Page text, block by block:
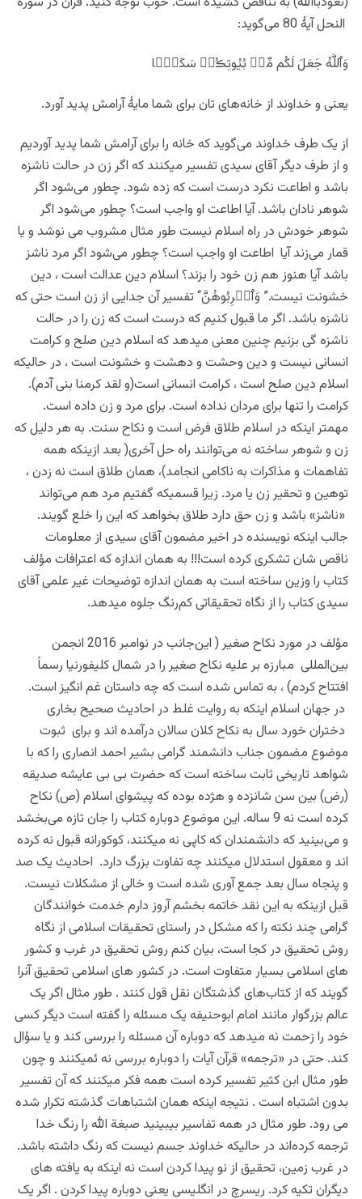
النحل آیۀ 80 می‌گوید:
وَٱللَّهُ جَعَلَ لَكُم مِّنۢ بُيُوتِڪُمۡ سَكَنً۬ا
یعنی و خداوند از خانه‌های تان برای شما مایۀ آرامش پدید آورد.
از یک طرف خداوند می‌گوید که خانه را برای آرامش شما پدید آوردیم
و از طرف دیگر آقای سیدی تفسیر میکنند که اگر زن در حالت ناشزه
باشد و اطاعت نکرد درست است که زده شود. چطور می‌شود اگر
شوهر نادان باشد. آیا اطاعت او واجب است؟ چطور می‌شود اگر
شوهر خودش در راه اسلام نیست طور مثال مشروب می نوشد و یا
قمار می‌زند آیا اطاعت او واجب است؟ چطور می‌شود اگر مرد ناشز
باشد آیا هنوز هم زن خود را بزند؟ اسلام دین عدالت است ، دین
خشونت نیست.” وَٱضۡرِبُوهُنَّ‌“ تفسیر آن جدایی از زن است حتی که
ناشزه باشد. اگر ما قبول کنیم که درست است که زن را در حالت
ناشزه گی بزنیم چنین معنی میدهد که اسلام دین صلح و کرامت
انسانی نیست و دین وحشت و دهشت و خشونت است ، در حالیکه
اسلام دین صلح است ، کرامت انسانی است(و لقد کرمنا بنی آدم).
کرامت را تنها برای مردان نداده است. برای مرد و زن داده است.
مهمتر اینکه در اسلام طلاق فرض است و نکاح سنت. به هر دلیل که
زن و شوهر ساخته نه می‌توانند راه حل آخری( بعد ازینکه همه
تفاهمات و مذاکرات به ناکامی انجامد)، همان طلاق است نه زدن ،
توهین و تحقیر زن یا مرد. زیرا قسمیکه گفتیم مرد هم می‌تواند
«ناشز» باشد و زن حق دارد طلاق بخواهد که این را خلع گویند.
جالب اینکه نویسنده در اخیر مضمون آقای سیدی از معلومات
ناقص شان تشکری کرده است!!! به همان اندازه که اعترافات مؤلف
کتاب را وزین ساخته است به همان اندازه توضیحات غیر علمی آقای
سیدی کتاب را از نگاه تحقیقاتی کم‌رنگ جلوه میدهد.
مؤلف در مورد نکاح صغیر ( این‌جانب در نوامبر 2016 انجمن
بین‌المللی مبارزه بر علیه نکاح صغیر را در شمال کلیفورنیا رسماً
افتتاح کردم) ، به تماس شده است که چه داستان غم انگیز است.
در جهان اسلام اینکه به روایت غلط در احادیث صحیح بخاری
دختران خورد سال به نکاح کلان سالان درآمده اند و برای ثبوت
موضوع مضمون جناب دانشمند گرامی بشیر احمد انصاری را که با
شواهد تاریخی ثابت ساخته است که حضرت بی بی عایشه صدیقه
(رض) بین سن شانزده و هژده بوده که پیشوای اسلام (ص) نکاح
کرده است نه 9 ساله. این موضوع دوباره کتاب را جان تازه می‌بخشد
و می‌بینید که دانشمندان که کاپی نه میکنند، کوکورانه قبول نه کرده
اند و معقول استدلال میکنند چه تفاوت بزرگ دارد. احادیث یک صد
و پنجاه سال بعد جمع آوری شده است و خالی از مشکلات نیست.
قبل ازینکه به این نقد خاتمه بخشم آروز دارم خدمت خوانندگان
گرامی چند نکته را که مشکل در راستای تحقیقات اسلامی از نگاه
روش تحقیق در کجا است، بیان کنم روش تحقیق در غرب و کشور
های اسلامی بسیار متفاوت است. در کشور های اسلامی تحقیق آنرا
گویند که از کتاب‌های گذشتگان نقل قول کنند . طور مثال اگر یک
عالم بزرگوار مانند امام ابوحنیفه یک مسئله را گفته است دیگر کسی
خود را زحمت نه میدهد که دوباره آن مسئله را بررسی کند و یا سؤال
کند. حتی در «ترجمه» قرآن آیات را دوباره بررسی نه ئمیکنند و چون
طور مثال ابن کثیر تفسیر کرده است همه فکر میکنند که آن تفسیر
بدون اشتباه است . نتیجه اینکه همان اشتباهات گذشته تکرار شده
می رود. طور مثال در همه تفاسیر بیبینید صبغة الله را رنگ خدا
ترجمه کرده‌اند در حالیکه خداوند جسم نیست که رنگ داشته باشد.
در غرب زمین، تحقیق از نو پیدا کردن است نه اینکه به یافته های
دیگران تکیه کرد. ریسرچ در انگلیسی یعنی دوباره پیدا کردن . اگر یک